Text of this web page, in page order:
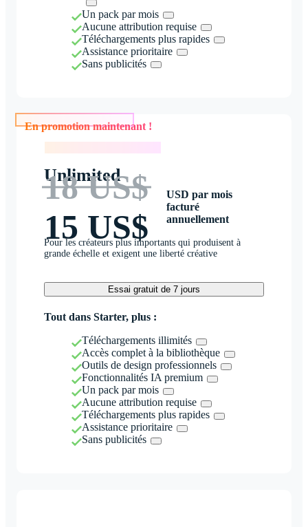
Un pack par mois
Aucune attribution requise
Téléchargements plus rapides
Assistance prioritaire
Sans publicités
En promotion maintenant !
Unlimited
18 US$
15 US$
USD par mois
facturé
annuellement
Pour les créateurs plus importants qui produisent à
grande échelle et exigent une liberté créative
Essai gratuit de 7 jours
Tout dans Starter, plus :
Téléchargements illimités
Accès complet à la bibliothèque
Outils de design professionnels
Fonctionnalités IA premium
Un pack par mois
Aucune attribution requise
Téléchargements plus rapides
Assistance prioritaire
Sans publicités